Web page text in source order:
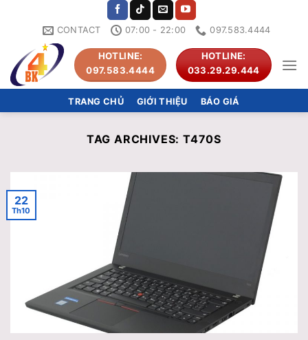
CONTACT 07:00 - 22:00 097.583.4444
HOTLINE:
097.583.4444
HOTLINE:
033.29.29.444
TRANG CHỦ GIỚI THIỆU BÁO GIÁ
TAG ARCHIVES:T470S
22
Th10